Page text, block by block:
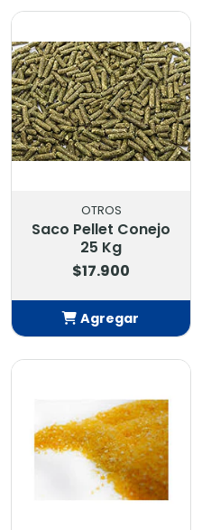
OTROS
Saco Pellet Conejo
25 Kg
$17.900
Agregar
Añadido